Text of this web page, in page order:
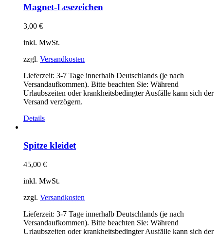
Magnet-Lesezeichen
3,00 €
inkl. MwSt.
zzgl. Versandkosten
Lieferzeit: 3-7 Tage innerhalb Deutschlands (je nach
Versandaufkommen). Bitte beachten Sie: Während
Urlaubszeiten oder krankheitsbedingter Ausfälle kann sich der
Versand verzögern.
Details
Spitze kleidet
45,00 €
inkl. MwSt.
zzgl. Versandkosten
Lieferzeit: 3-7 Tage innerhalb Deutschlands (je nach
Versandaufkommen). Bitte beachten Sie: Während
Urlaubszeiten oder krankheitsbedingter Ausfälle kann sich der